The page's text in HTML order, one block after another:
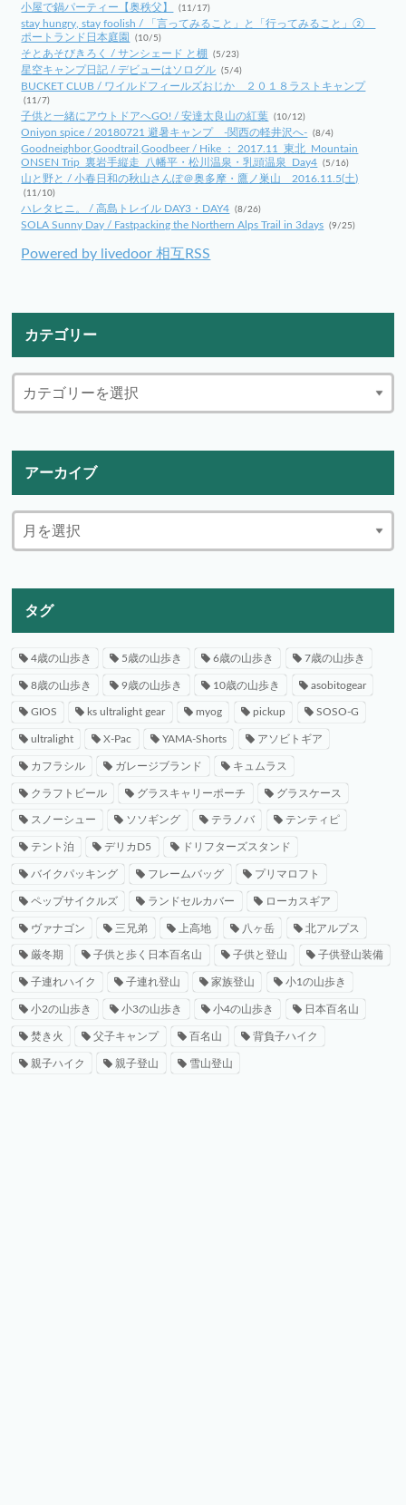
小屋で鍋パーティー【奥秩父】
(11/17)
stay hungry, stay foolish / 「言ってみること」と「行ってみること」②
ポートランド日本庭園
(10/5)
そとあそびきろく / サンシェード と棚 (5/23)
星空キャンプ日記 / デビューはソログル (5/4)
BUCKET CLUB / ワイルドフィールズおじか ２０１８ラストキャンプ
(11/7)
子供と一緒にアウトドアへGO! / 安達太良山の紅葉 (10/12)
Oniyon spice / 20180721 避暑キャンプ -関西の軽井沢へ- (8/4)
Goodneighbor,Goodtrail,Goodbeer / Hike ： 2017.11_東北_Mountain
ONSEN Trip_裏岩手縦走_八幡平・松川温泉・乳頭温泉_Day4 (5/16)
山と野と / 小春日和の秋山さんぽ＠奥多摩・鷹ノ巣山 2016.11.5(土)
(11/10)
ハレタヒニ。 / 高島トレイル DAY3・DAY4 (8/26)
SOLA Sunny Day / Fastpacking the Northern Alps Trail in 3days (9/25)
Powered by livedoor 相互RSS
カテゴリー
アーカイブ
タグ
4歳の山歩き 5歳の山歩き 6歳の山歩き 7歳の山歩き
8歳の山歩き 9歳の山歩き 10歳の山歩き asobitogear
GIOS ks ultralight gear myog pickup SOSO-G
ultralight X-Pac YAMA-Shorts アソビトギア
カフラシル ガレージブランド キュムラス
クラフトビール グラスキャリーポーチ グラスケース
スノーシュー ソソギング テラノバ テンティピ
テント泊 デリカD5 ドリフターズスタンド
バイクパッキング フレームバッグ プリマロフト
ペップサイクルズ ランドセルカバー ローカスギア
ヴァナゴン 三兄弟 上高地 八ヶ岳 北アルプス
厳冬期 子供と歩く日本百名山 子供と登山 子供登山装備
子連れハイク 子連れ登山 家族登山 小1の山歩き
小2の山歩き 小3の山歩き 小4の山歩き 日本百名山
焚き火 父子キャンプ 百名山 背負子ハイク
親子ハイク 親子登山 雪山登山